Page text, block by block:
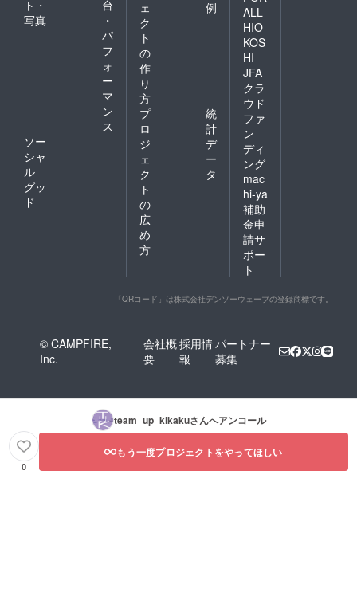
ト・
写真
台
・
パ
フ
ォ
ー
マ
ン
ス
ソー
シャ
ル
グッ
ド
ェ
ク
ト
の
作
り
方
例
プ
ロ
ジ
ェ
ク
ト
の
広
め
方
統
計
デ
ー
タ
ALL
HIO
KOS
HI
JFA
クラ
ウド
ファ
ン
ディ
ング
mac
hi-ya
補助
金申
請サ
ポー
ト
「QRコード」は株式会社デンソーウェーブの登録商標です。
© CAMPFIRE,
Inc.
会社概
要
採用情
報
パートナー
募集
team_up_kikakuさんへアンコール
0
もう一度プロジェクトをやってほしい